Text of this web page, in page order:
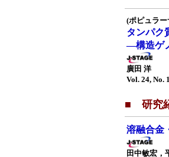
(ポピュラ
タンパク
—構造ゲ
廣田 洋
Vol. 24, No.
■ 研究
溶融合金
田中敏宏，